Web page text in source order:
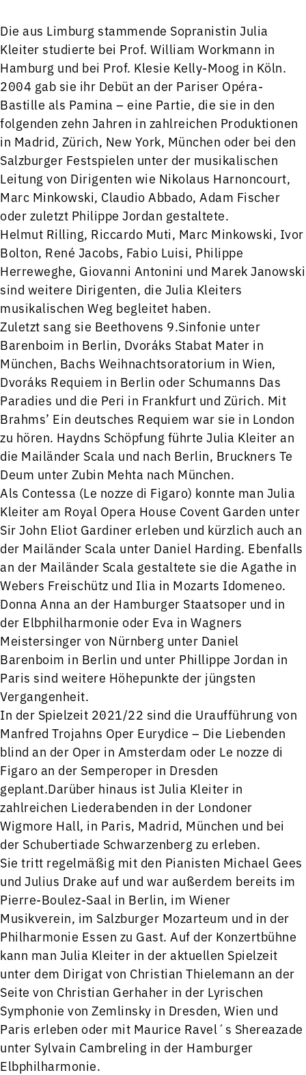
Die aus Limburg stammende Sopranistin Julia
Kleiter studierte bei Prof. William Workmann in
Hamburg und bei Prof. Klesie Kelly-Moog in Köln.
2004 gab sie ihr Debüt an der Pariser Opéra-
Bastille als Pamina – eine Partie, die sie in den
folgenden zehn Jahren in zahlreichen Produktionen
in Madrid, Zürich, New York, München oder bei den
Salzburger Festspielen unter der musikalischen
Leitung von Dirigenten wie Nikolaus Harnoncourt,
Marc Minkowski, Claudio Abbado, Adam Fischer
oder zuletzt Philippe Jordan gestaltete.
Helmut Rilling, Riccardo Muti, Marc Minkowski, Ivor
Bolton, René Jacobs, Fabio Luisi, Philippe
Herreweghe, Giovanni Antonini und Marek Janowski
sind weitere Dirigenten, die Julia Kleiters
musikalischen Weg begleitet haben.
Zuletzt sang sie Beethovens 9.Sinfonie unter
Barenboim in Berlin, Dvoráks Stabat Mater in
München, Bachs Weihnachtsoratorium in Wien,
Dvoráks Requiem in Berlin oder Schumanns Das
Paradies und die Peri in Frankfurt und Zürich. Mit
Brahms’ Ein deutsches Requiem war sie in London
zu hören. Haydns Schöpfung führte Julia Kleiter an
die Mailänder Scala und nach Berlin, Bruckners Te
Deum unter Zubin Mehta nach München.
Als Contessa (Le nozze di Figaro) konnte man Julia
Kleiter am Royal Opera House Covent Garden unter
Sir John Eliot Gardiner erleben und kürzlich auch an
der Mailänder Scala unter Daniel Harding. Ebenfalls
an der Mailänder Scala gestaltete sie die Agathe in
Webers Freischütz und Ilia in Mozarts Idomeneo.
Donna Anna an der Hamburger Staatsoper und in
der Elbphilharmonie oder Eva in Wagners
Meistersinger von Nürnberg unter Daniel
Barenboim in Berlin und unter Phillippe Jordan in
Paris sind weitere Höhepunkte der jüngsten
Vergangenheit.
In der Spielzeit 2021/22 sind die Uraufführung von
Manfred Trojahns Oper Eurydice – Die Liebenden
blind an der Oper in Amsterdam oder Le nozze di
Figaro an der Semperoper in Dresden
geplant.Darüber hinaus ist Julia Kleiter in
zahlreichen Liederabenden in der Londoner
Wigmore Hall, in Paris, Madrid, München und bei
der Schubertiade Schwarzenberg zu erleben.
Sie tritt regelmäßig mit den Pianisten Michael Gees
und Julius Drake auf und war außerdem bereits im
Pierre-Boulez-Saal in Berlin, im Wiener
Musikverein, im Salzburger Mozarteum und in der
Philharmonie Essen zu Gast. Auf der Konzertbühne
kann man Julia Kleiter in der aktuellen Spielzeit
unter dem Dirigat von Christian Thielemann an der
Seite von Christian Gerhaher in der Lyrischen
Symphonie von Zemlinsky in Dresden, Wien und
Paris erleben oder mit Maurice Ravel´s Shereazade
unter Sylvain Cambreling in der Hamburger
Elbphilharmonie.